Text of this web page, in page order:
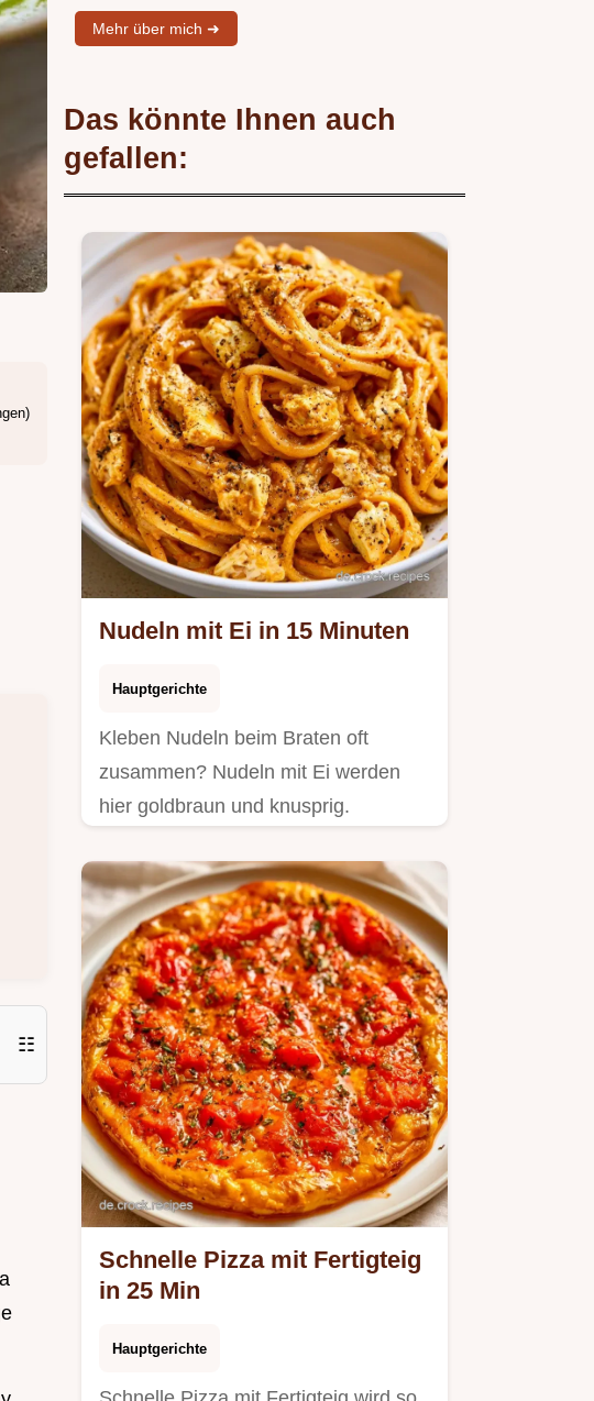
☷
Mehr über mich ➜
Das könnte Ihnen auch
gefallen:
Nudeln mit Ei in 15 Minuten
Hauptgerichte
Kleben Nudeln beim Braten oft
zusammen? Nudeln mit Ei werden
hier goldbraun und knusprig.
Schnelle Pizza mit Fertigteig
in 25 Min
Hauptgerichte